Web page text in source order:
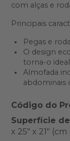
com alças e
Principais
Pegas e
O design
torna-o
Almofada
abdominais
Código do
Superfície
x 25" x 21" (cm